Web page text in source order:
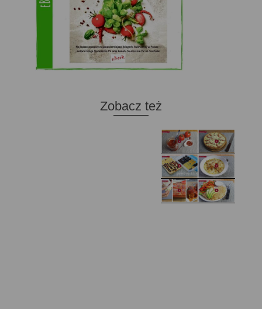
Zobacz też
Domowy ketchup (bez
cukru)
Tarta francuska z
cebulą i pomidorem
Domowe żelki
Zupa kurkowa z
selerem i pietruszką